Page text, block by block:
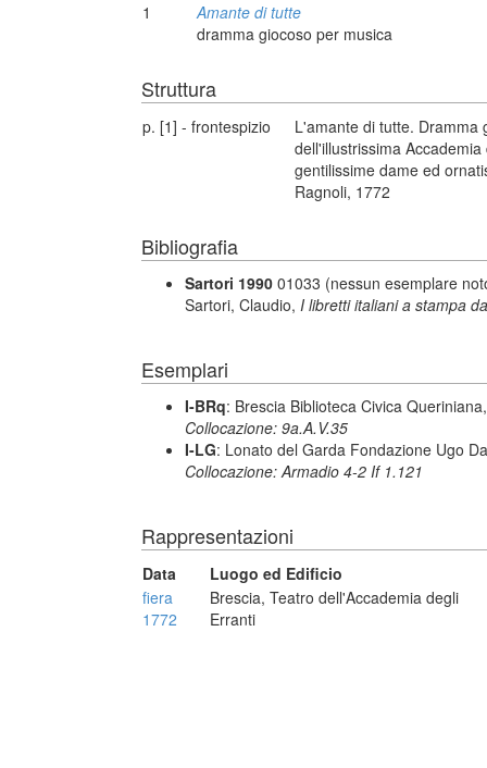
1
Amante di tutte
dramma giocoso per musica
Struttura
p. [1] - frontespizio
L'amante di tutte. Dramma
dell'illustrissima
gentilissime dame ed
Ragnoli, 1772
Bibliografia
Sartori 1990 01033 (nessun esemplare
Sartori, Claudio, I libretti italiani a stampa
Esemplari
I-BRq: Brescia Biblioteca Civica
Collocazione: 9a.A.V.35
I-LG: Lonato del Garda Fondazione Ugo
Collocazione: Armadio 4-2 If 1.121
Rappresentazioni
Data
Luogo ed Edificio
fiera
1772
Brescia, Teatro dell'Accademia degli
Erranti